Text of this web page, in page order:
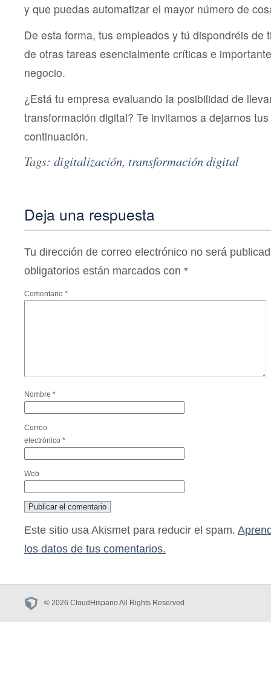
y que puedas automatizar el mayor número de
De esta forma, tus empleados y tú dispondréis de
de otras tareas esencialmente críticas e
negocio.
¿Está tu empresa evaluando la posibilidad de
transformación digital? Te invitamos a dejarnos
continuación.
Tags: digitalización, transformación digital
Deja una respuesta
Tu dirección de correo electrónico no será
obligatorios están marcados con *
Comentario *
Nombre *
Correo
electrónico *
Web
Este sitio usa Akismet para reducir el spam.
los datos de tus comentarios.
© 2026 CloudHispano All Rights Reserved.